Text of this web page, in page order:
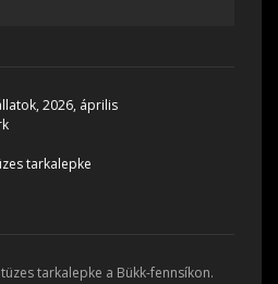
2026, április
tarkalepke
tarkalepke a Bükk-fennsíkon.